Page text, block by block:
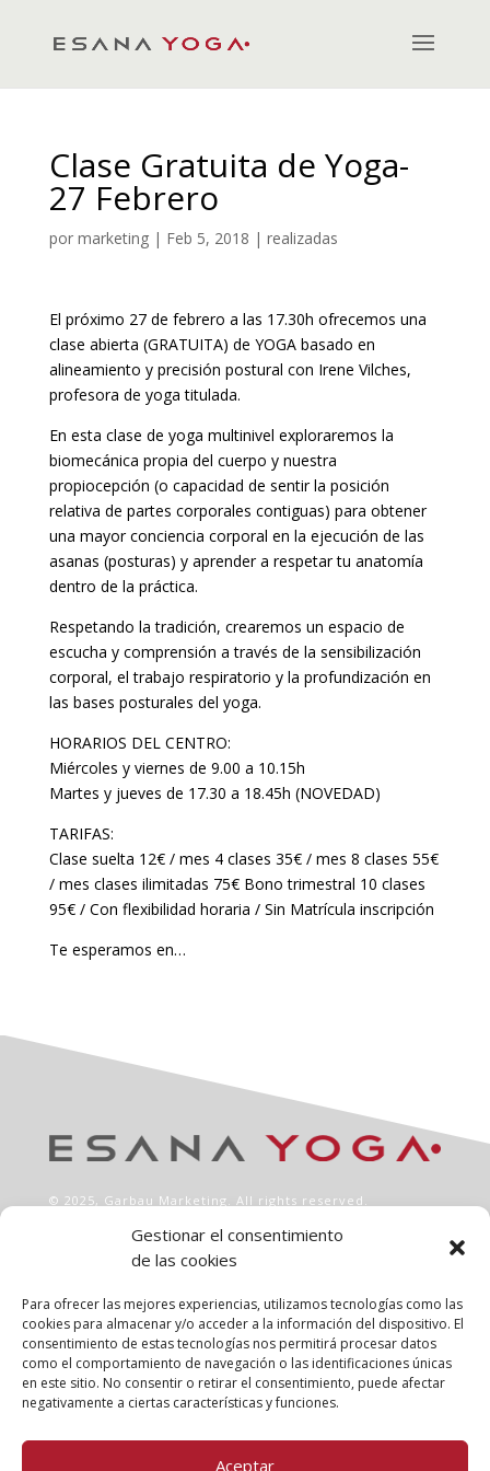
Gestionar el consentimiento
de las cookies
Para ofrecer las mejores experiencias, utilizamos tecnologías como las
cookies para almacenar y/o acceder a la información del dispositivo. El
consentimiento de estas tecnologías nos permitirá procesar datos
como el comportamiento de navegación o las identificaciones únicas
en este sitio. No consentir o retirar el consentimiento, puede afectar
negativamente a ciertas características y funciones.
Aceptar
Clase Gratuita de Yoga-
27 Febrero
por marketing| Feb 5, 2018 | realizadas
El próximo 27 de febrero a las 17.30h ofrecemos una
clase abierta (GRATUITA) de YOGA basado en
alineamiento y precisión postural con Irene Vilches,
profesora de yoga titulada.
En esta clase de yoga multinivel exploraremos la
biomecánica propia del cuerpo y nuestra
propiocepción (o capacidad de sentir la posición
relativa de partes corporales contiguas) para obtener
una mayor conciencia corporal en la ejecución de las
asanas (posturas) y aprender a respetar tu anatomía
dentro de la práctica.
Respetando la tradición, crearemos un espacio de
escucha y comprensión a través de la sensibilización
corporal, el trabajo respiratorio y la profundización en
las bases posturales del yoga.
HORARIOS DEL CENTRO:
Miércoles y viernes de 9.00 a 10.15h
Martes y jueves de 17.30 a 18.45h (NOVEDAD)
TARIFAS:
Clase suelta 12€ / mes 4 clases 35€ / mes 8 clases 55€
/ mes clases ilimitadas 75€ Bono trimestral 10 clases
95€ / Con flexibilidad horaria / Sin Matrícula inscripción
Te esperamos en…
© 2025, Garbau Marketing. All rights reserved.
INFO
Aviso legal
Política de privacidad
Política de cookies
Clases
Talleres